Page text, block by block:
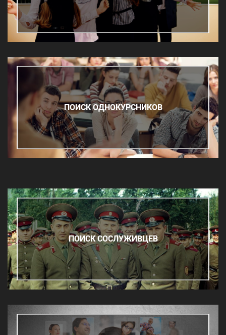
ПОИСК ОДНОКУРСНИКОВ
ПОИСК СОСЛУЖИВЦЕВ